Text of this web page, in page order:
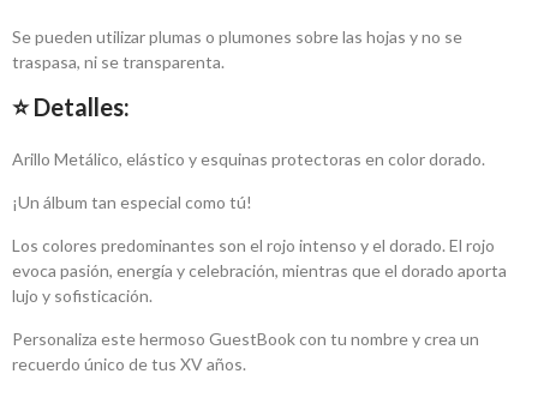
Se pueden utilizar plumas o plumones sobre las hojas y no se
traspasa, ni se transparenta.
⭐ Detalles:
Arillo Metálico, elástico y esquinas protectoras en color dorado.
¡Un álbum tan especial como tú!
Los colores predominantes son el rojo intenso y el dorado. El rojo
evoca pasión, energía y celebración, mientras que el dorado aporta
lujo y sofisticación.
Personaliza este hermoso GuestBook con tu nombre y crea un
recuerdo único de tus XV años.